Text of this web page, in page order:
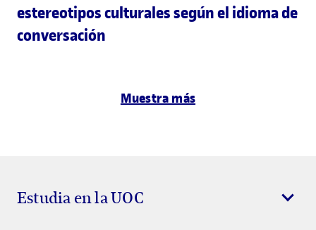
estereotipos culturales según el idioma de
conversación
Muestra más
Estudia en la UOC